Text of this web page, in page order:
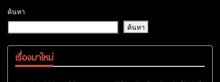
ค้นหา
ค้นหา
เรื่องมาใหม่